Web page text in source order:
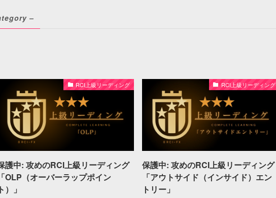
–
RCI上級リーディング
護中: 攻めのRCI上級リーディング
「OLP（オーバーラップポイン
ト）」
RCI上級リーディング
保護中: 攻めのRCI上級リーディング
「アウトサイド（インサイド）エン
トリー」